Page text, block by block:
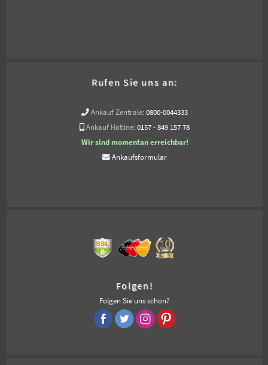
Rufen Sie uns an:
Ankauf Zentrale: 0800-0044333
Ankauf Hotline: 0157 - 849 157 78
Wir sind momentan erreichbar!
Ankaufsformular
Folgen!
Folgen Sie uns schon?